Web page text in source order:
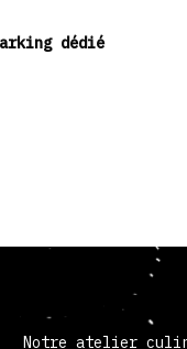
dédié
Notre atelier